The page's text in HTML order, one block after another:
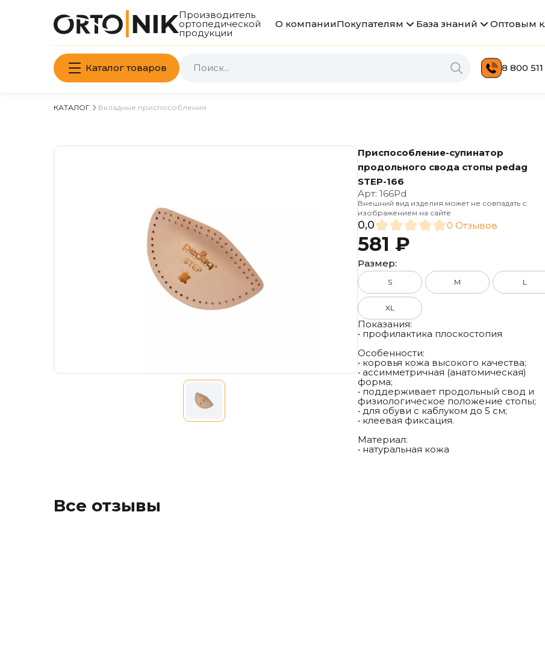
Производитель
ортопедической
продукции
О компанииПокупателям База знаний Оптовым
Каталог товаров 8 800
КАТАЛОГ Вкладные приспособления
Приспособление-супинатор
продольного свода стопы pedag
STEP-166
Арт:166Pd
Внешний вид изделия может не совпадать с
изображением на сайте
0,0 0 Отзывов
581 ₽
Размер:
S M L
XL
Показания:
• профилактика плоскостопия
Особенности:
• коровья кожа высокого качества;
• ассимметричная (анатомическая)
форма;
• поддерживает продольный свод и
физиологическое положение стопы;
• для обуви с каблуком до 5 см;
• клеевая фиксация.
Материал:
• натуральная кожа
Все отзывы